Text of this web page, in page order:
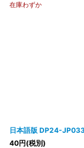
在庫わずか
日本語版 DP24-
40円(税別)